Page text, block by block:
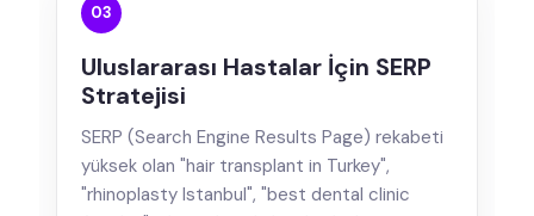
03
Uluslararası Hastalar İçin SERP
Stratejisi
SERP (Search Engine Results Page) rekabeti
yüksek olan "hair transplant in Turkey",
"rhinoplasty Istanbul", "best dental clinic